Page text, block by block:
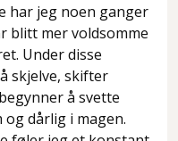
har jeg noen ganger
blitt mer voldsomme
Under disse
skjelve, skifter
å svette
dårlig i magen.